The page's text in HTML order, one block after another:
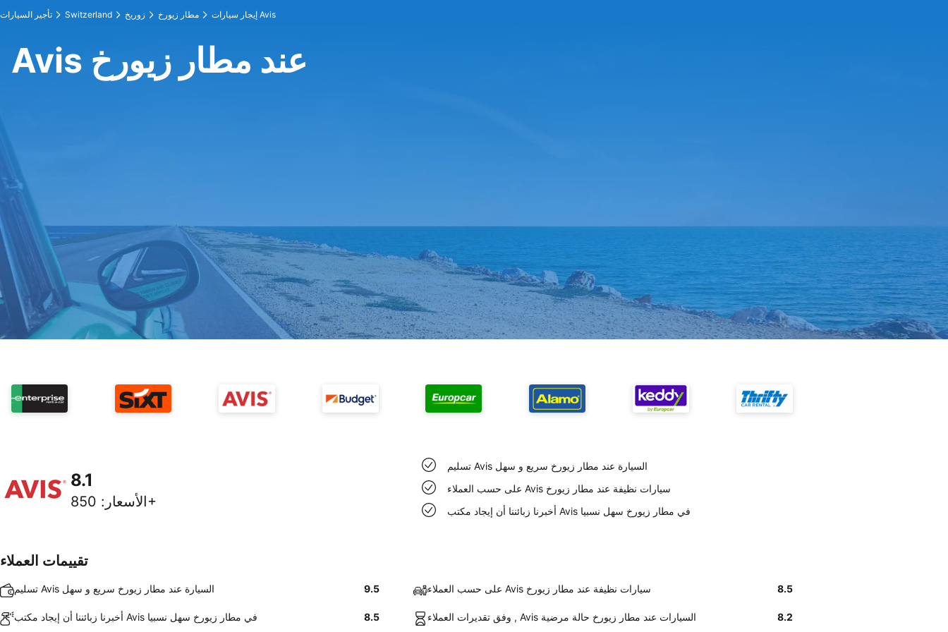
تأجير السيارات Switzerland زوريخ مطار زيورخ إيجار سيارات Avis
Avis عند مطار زيورخ
8.1
الأسعار : 850+
تسليم Avis السيارة عند مطار زيورخ سريع و سهل
على حسب العملاء Avis سيارات نظيفة عند مطار زيورخ
أخبرنا زبائننا أن إيجاد مكتب Avis في مطار زيورخ سهل نسبيا
تقييمات العملاء
تسليم Avis السيارة عند مطار زيورخ سريع و سهل 9.5 على حسب العملاء Avis سيارات نظيفة عند مطار زيورخ 8.5
أخبرنا زبائننا أن إيجاد مكتب Avis في مطار زيورخ سهل نسبيا 8.5 وفق تقديرات العملاء , Avis السيارات عند مطار زيورخ حالة مرضية 8.2